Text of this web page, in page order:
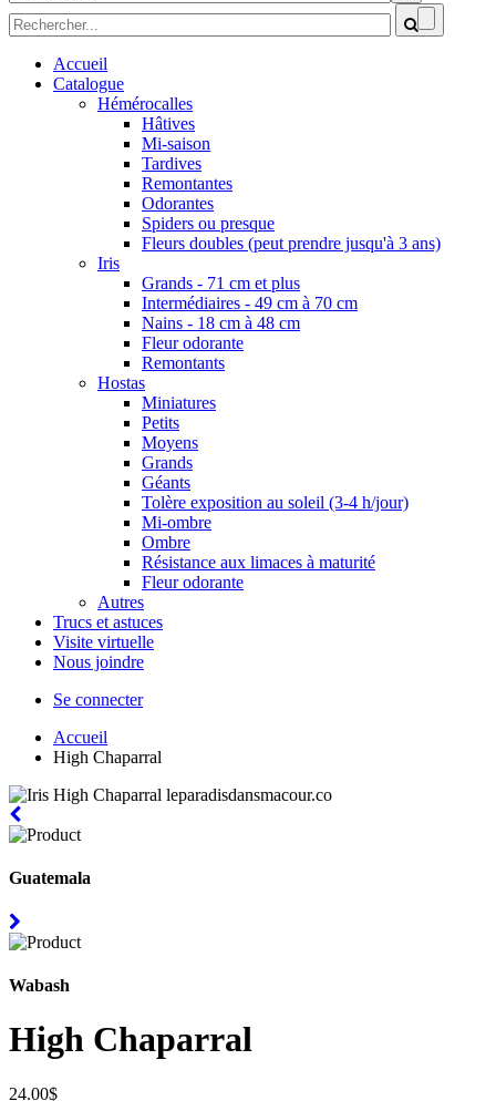
Formulaire de recherche
Formulaire de recherche
Rechercher
Accueil
Catalogue
Hémérocalles
Hâtives
Mi-saison
Tardives
Remontantes
Odorantes
Spiders ou presque
Fleurs doubles (peut prendre jusqu'à 3 ans)
Iris
Grands - 71 cm et plus
Intermédiaires - 49 cm à 70 cm
Nains - 18 cm à 48 cm
Fleur odorante
Remontants
Hostas
Miniatures
Petits
Moyens
Grands
Géants
Tolère exposition au soleil (3-4 h/jour)
Mi-ombre
Ombre
Résistance aux limaces à maturité
Fleur odorante
Autres
Trucs et astuces
Visite virtuelle
Nous joindre
Se connecter
Accueil
High Chaparral
Guatemala
Wabash
High Chaparral
24.00$